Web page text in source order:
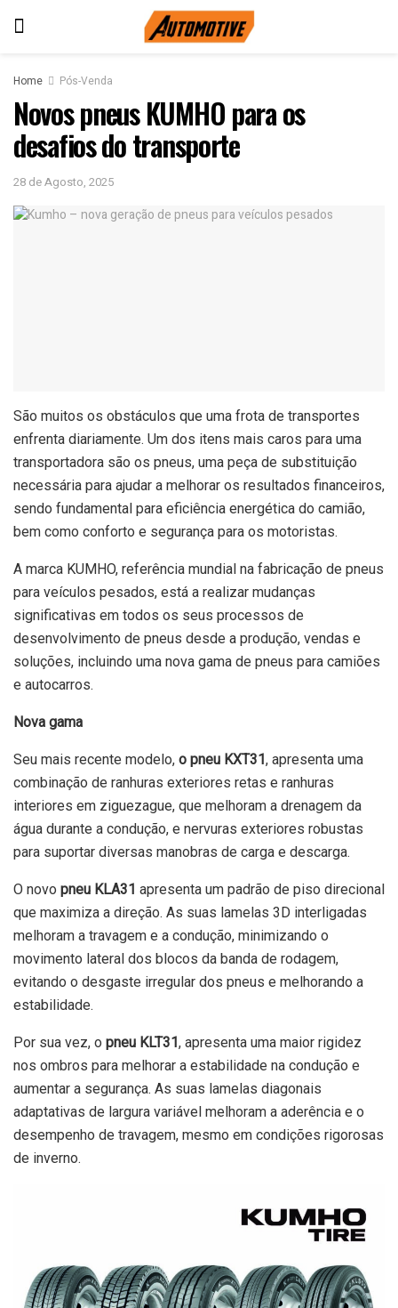
Home Pós-Venda
Novos pneus KUMHO para os
desafios do transporte
28 de Agosto, 2025
São muitos os obstáculos que uma frota de transportes
enfrenta diariamente. Um dos itens mais caros para uma
transportadora são os pneus, uma peça de substituição
necessária para ajudar a melhorar os resultados financeiros,
sendo fundamental para eficiência energética do camião,
bem como conforto e segurança para os motoristas.
A marca KUMHO, referência mundial na fabricação de pneus
para veículos pesados, está a realizar mudanças
significativas em todos os seus processos de
desenvolvimento de pneus desde a produção, vendas e
soluções, incluindo uma nova gama de pneus para camiões
e autocarros.
Nova gama
Seu mais recente modelo, o pneu KXT31, apresenta uma
combinação de ranhuras exteriores retas e ranhuras
interiores em ziguezague, que melhoram a drenagem da
água durante a condução, e nervuras exteriores robustas
para suportar diversas manobras de carga e descarga.
O novo pneu KLA31 apresenta um padrão de piso direcional
que maximiza a direção. As suas lamelas 3D interligadas
melhoram a travagem e a condução, minimizando o
movimento lateral dos blocos da banda de rodagem,
evitando o desgaste irregular dos pneus e melhorando a
estabilidade.
Por sua vez, o pneu KLT31, apresenta uma maior rigidez
nos ombros para melhorar a estabilidade na condução e
aumentar a segurança. As suas lamelas diagonais
adaptativas de largura variável melhoram a aderência e o
desempenho de travagem, mesmo em condições rigorosas
de inverno.